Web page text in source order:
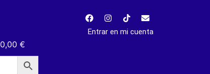
0,00 €
Entrar en mi cuenta